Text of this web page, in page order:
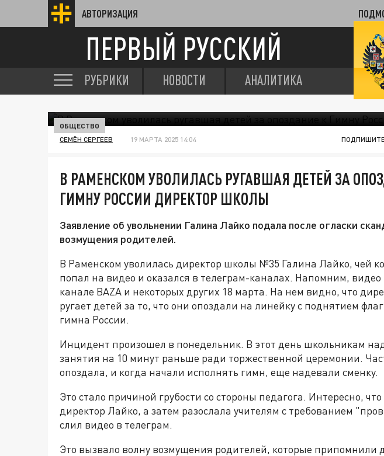
АВТОРИЗАЦИЯ
ПЕРВЫЙ РУССКИЙ
РУБРИКИ НОВОСТИ АНАЛИТИКА
ОБЩЕСТВО
СЕМЁН СЕРГЕЕВ 19 МАРТА 2025 14:04
В РАМЕНСКОМ УВОЛИЛАСЬ РУГАВШАЯ ДЕТЕЙ ЗА
ГИМНУ РОССИИ ДИРЕКТОР ШКОЛЫ
Заявление об увольнении Галина Лайко подала после огласки
возмущения родителей.
В Раменском уволилась директор школы №35 Галина Лайко, чей
попал на видео и оказался в телеграм-каналах. Напомним, видео
канале BAZA и некоторых других 18 марта. На нем видно, что
ругает детей за то, что они опоздали на линейку с поднятием
гимна России.
Инцидент произошел в понедельник. В этот день школьникам
занятия на 10 минут раньше ради торжественной церемонии.
опоздала, и когда начали исполнять гимн, еще надевали сменку.
Это стало причиной грубости со стороны педагога. Интересно,
директор Лайко, а затем разослала учителям с требованием
слил видео в телеграм.
Это вызвало волну возмущения родителей, которые припомнили